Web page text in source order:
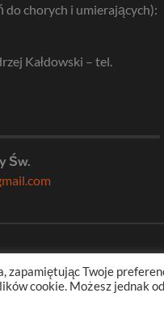
do chorych i umierających):
Kałdowski – tel.
Św.
zapamiętując Twoje
cookie. Możesz jednak